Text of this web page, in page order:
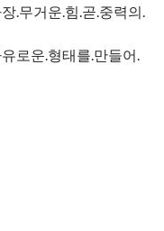
.무거운.힘.곧.중력의.
로운.형태를.만들어.